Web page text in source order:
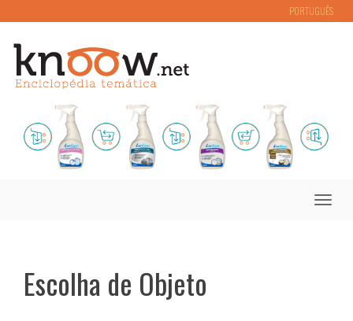
PORTUGUÊS
Toggle
Escolha de Objeto